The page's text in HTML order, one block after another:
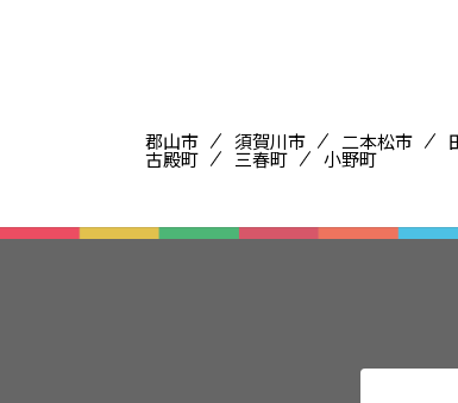
郡山市 須賀川市 二本松市
古殿町 三春町 小野町